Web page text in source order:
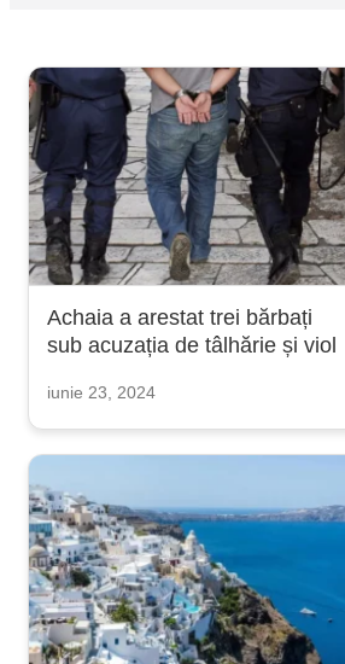
Achaia a arestat trei bărbați
sub acuzația de tâlhărie și viol
iunie 23, 2024